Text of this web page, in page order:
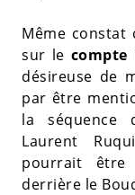
Même constat
sur le compte
désireuse de
par être
la séquence
Laurent
pourrait
derrière le